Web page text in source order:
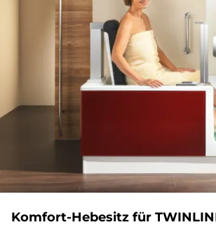
Kom­fort-He­be­sitz für